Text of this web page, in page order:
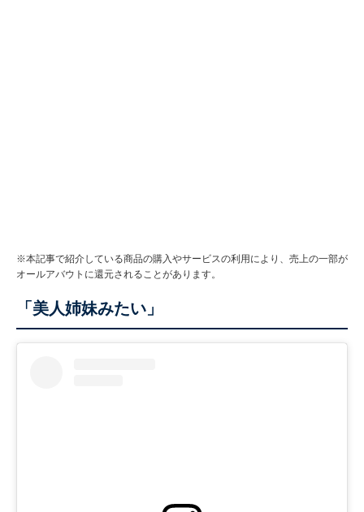
※本記事で紹介している商品の購入やサービスの利用により、売上の一部が
オールアバウトに還元されることがあります。
「美人姉妹みたい」